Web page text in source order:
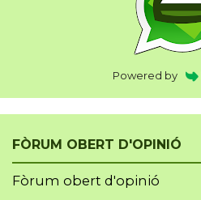
Powered by
FÒRUM OBERT D'OPINIÓ
Fòrum obert d'opinió